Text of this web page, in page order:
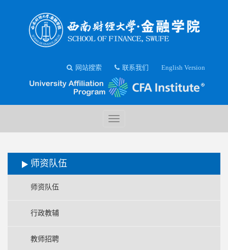
English Version
联系我们
网站搜索
师资队伍
师资队伍
行政教辅
教师招聘